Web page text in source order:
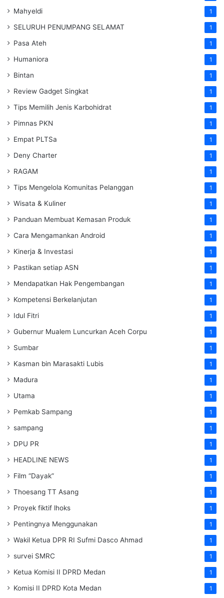
Mahyeldi 1
SELURUH PENUMPANG SELAMAT 1
Pasa Ateh 1
Humaniora 1
Bintan 1
Review Gadget Singkat 1
Tips Memilih Jenis Karbohidrat 1
Pimnas PKN 1
Empat PLTSa 1
Deny Charter 1
RAGAM 1
Tips Mengelola Komunitas Pelanggan 1
Wisata & Kuliner 1
Panduan Membuat Kemasan Produk 1
Cara Mengamankan Android 1
Kinerja & Investasi 1
Pastikan setiap ASN 1
Mendapatkan Hak Pengembangan 1
Kompetensi Berkelanjutan 1
Idul Fitri 1
Gubernur Mualem Luncurkan Aceh Corpu 1
Sumbar 1
Kasman bin Marasakti Lubis 1
Madura 1
Utama 1
Pemkab Sampang 1
sampang 1
DPU PR 1
HEADLINE NEWS 1
Film “Dayak” 1
Thoesang TT Asang 1
Proyek fiktif lhoks 1
Pentingnya Menggunakan 1
Wakil Ketua DPR RI Sufmi Dasco Ahmad 1
survei SMRC 1
Ketua Komisi II DPRD Medan 1
Komisi II DPRD Kota Medan 1